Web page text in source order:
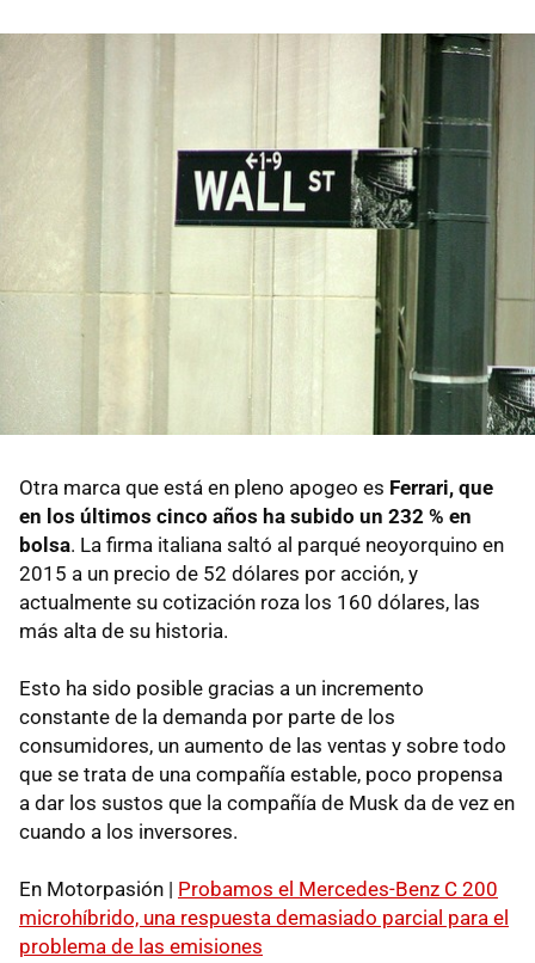
Otra marca que está en pleno apogeo es Ferrari, que
en los últimos cinco años ha subido un 232 % en
bolsa. La firma italiana saltó al parqué neoyorquino en
2015 a un precio de 52 dólares por acción, y
actualmente su cotización roza los 160 dólares, las
más alta de su historia.
Esto ha sido posible gracias a un incremento
constante de la demanda por parte de los
consumidores, un aumento de las ventas y sobre todo
que se trata de una compañía estable, poco propensa
a dar los sustos que la compañía de Musk da de vez en
cuando a los inversores.
En Motorpasión | Probamos el Mercedes-Benz C 200
microhíbrido, una respuesta demasiado parcial para el
problema de las emisiones